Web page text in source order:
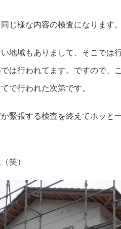
じ様な内容の検査になります。
地域もありまして、そこでは
は行われてます。ですので、
で行われた次第です。
緊張する検査を終えてホッと
笑）